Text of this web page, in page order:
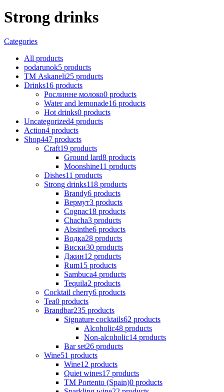
Strong drinks
Categories
All products
podarunok5 products
ТМ Askaneli25 products
Drinks16 products
Рослинне молоко0 products
Water and lemonade16 products
Hot drinks0 products
Uncategorized4 products
Action4 products
Shop447 products
Craft19 products
Ground lard8 products
Moonshine11 products
Dishes11 products
Strong drinks118 products
Brandy6 products
Вермут3 products
Cognac18 products
Chacha3 products
Absinthe6 products
Водка28 products
Виски30 products
Джин12 products
Rum15 products
Sambuca4 products
Tequila2 products
Cocktail cherry6 products
Tea0 products
Brandbar235 products
Signature cocktails62 products
Alcoholic48 products
Non-alcoholic14 products
Bar set26 products
Wine51 products
Wine12 products
Quiet wines17 products
ТМ Portento (Spain)0 products